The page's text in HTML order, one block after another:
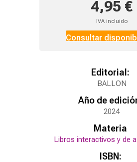
4,95 €
IVA incluido
Consultar
Editorial:
BALLON
Año de
2024
Materia
Libros interactivos y de
ISBN: